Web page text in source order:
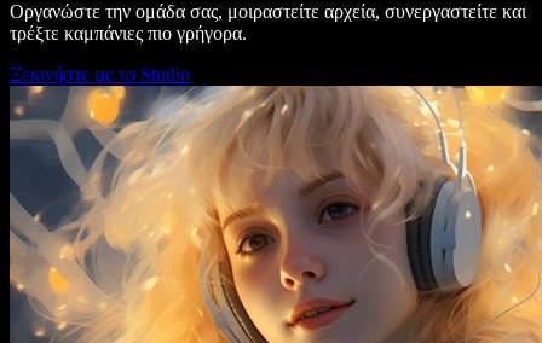
Οργανώστε την ομάδα σας, μοιραστείτε αρχεία, συνεργαστείτε και
τρέξτε καμπάνιες πιο γρήγορα.
Ξεκινήστε με το Studio